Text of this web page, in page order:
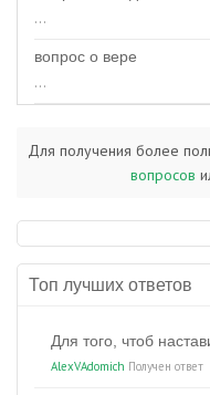
...
вопрос о вере
...
Для получения более
вопросов
Топ лучших ответов
Для того, чтоб
AlexVAdomich Получен ответ